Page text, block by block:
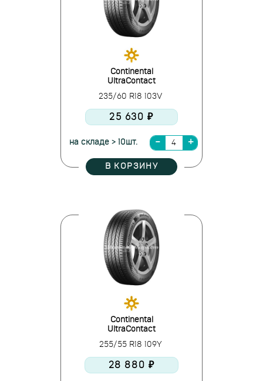
Continental
UltraContact
235/60 R18 103V
25 630 ₽
на складе > 10шт.
В КОРЗИНУ
Continental
UltraContact
255/55 R18 109Y
28 880 ₽